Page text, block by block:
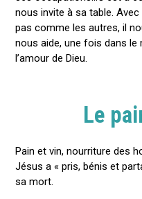
nous invite à sa table.
pas comme les autres, il
nous aide, une fois dans le
l’amour de Dieu.
Le
Pain et vin, nourriture des
Jésus a « pris, bénis et
sa mort.